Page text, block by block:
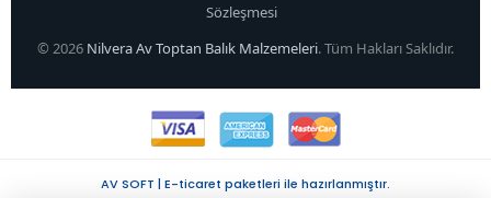
Sözleşmesi
© 2026 Nilvera Av Toptan Balık Malzemeleri. Tüm Hakları Saklıdır.
AV SOFT | E-ticaret paketleri ile hazırlanmıştır.